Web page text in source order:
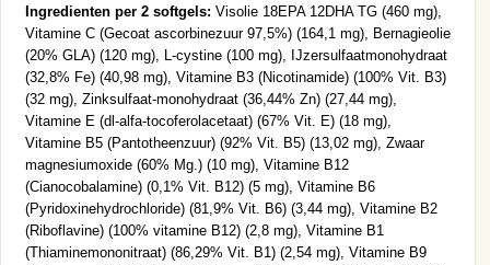
Ingredienten per 2 softgels: Visolie 18EPA 12DHA TG (460 mg),
Vitamine C (Gecoat ascorbinezuur 97,5%) (164,1 mg), Bernagieolie
(20% GLA) (120 mg), L-cystine (100 mg), IJzersulfaatmonohydraat
(32,8% Fe) (40,98 mg), Vitamine B3 (Nicotinamide) (100% Vit. B3)
(32 mg), Zinksulfaat-monohydraat (36,44% Zn) (27,44 mg),
Vitamine E (dl-alfa-tocoferolacetaat) (67% Vit. E) (18 mg),
Vitamine B5 (Pantotheenzuur) (92% Vit. B5) (13,02 mg), Zwaar
magnesiumoxide (60% Mg.) (10 mg), Vitamine B12
(Cianocobalamine) (0,1% Vit. B12) (5 mg), Vitamine B6
(Pyridoxinehydrochloride) (81,9% Vit. B6) (3,44 mg), Vitamine B2
(Riboflavine) (100% vitamine B12) (2,8 mg), Vitamine B1
(Thiaminemononitraat) (86,29% Vit. B1) (2,54 mg), Vitamine B9